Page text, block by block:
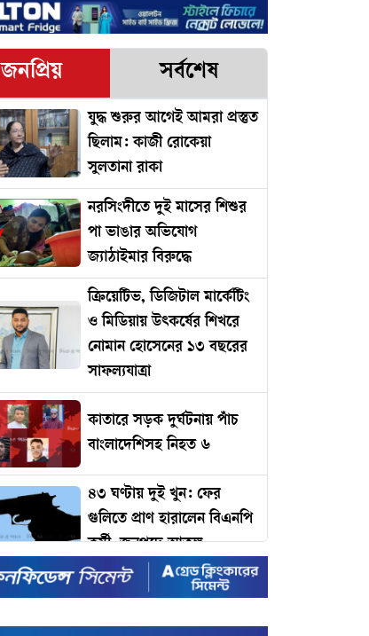
জনপ্রিয় সর্বশেষ
যুদ্ধ শুরুর আগেই আমরা প্রস্তুত
ছিলাম: কাজী রোকেয়া
সুলতানা রাকা
নরসিংদীতে দুই মাসের শিশুর
পা ভাঙার অভিযোগ
জ্যাঠাইমার বিরুদ্ধে
ক্রিয়েটিভ, ডিজিটাল মার্কেটিং
ও মিডিয়ায় উৎকর্ষের শিখরে
নোমান হোসেনের ১৩ বছরের
সাফল্যযাত্রা
কাতারে সড়ক দুর্ঘটনায় পাঁচ
বাংলাদেশিসহ নিহত ৬
৪৩ ঘণ্টায় দুই খুন: ফের
গুলিতে প্রাণ হারালেন বিএনপি
কর্মী, জনপদে আতঙ্ক
ঢাকার যানজট কমাতে